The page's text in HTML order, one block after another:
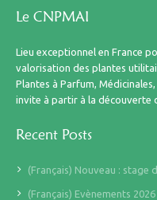
Le CNPMAI
Lieu exceptionnel en France
valorisation des plantes
Plantes à Parfum,
invite à partir à la découverte
Recent Posts
(Français) Nouveau : stage
(Français) Evènements 2026